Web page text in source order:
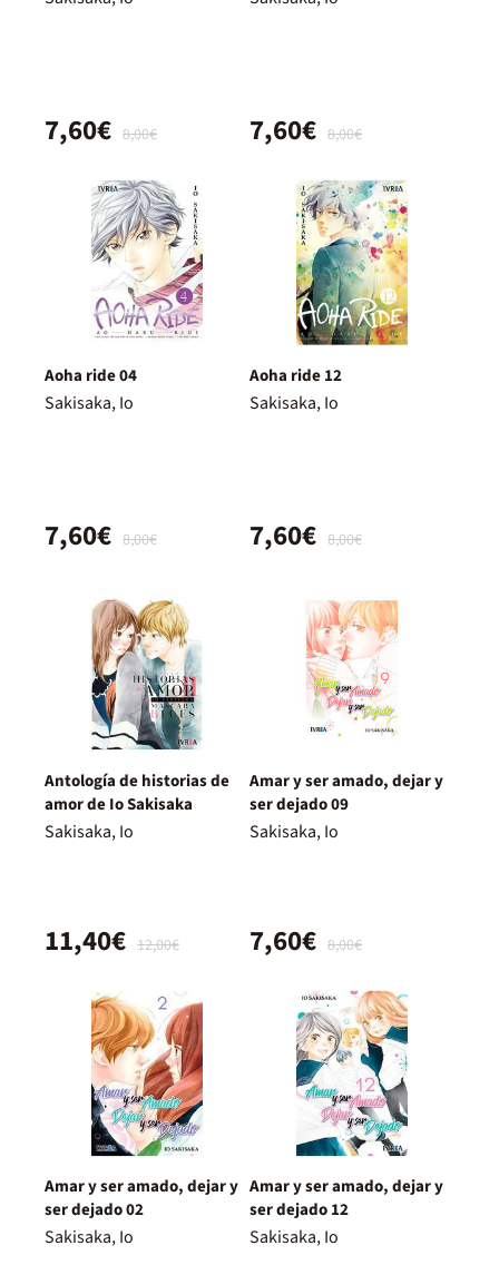
8,00€
7,60€ 8,00€
7,60€
Aoha ride 04
Sakisaka, Io
8,00€
7,60€
Aoha ride 12
Sakisaka, Io
8,00€
7,60€
Antología de historias de
amor de Io Sakisaka
Sakisaka, Io
12,00€
11,40€
Amar y ser amado, dejar y
ser dejado 09
Sakisaka, Io
8,00€
7,60€
Amar y ser amado, dejar y
ser dejado 02
Sakisaka, Io
Amar y ser amado, dejar y
ser dejado 12
Sakisaka, Io